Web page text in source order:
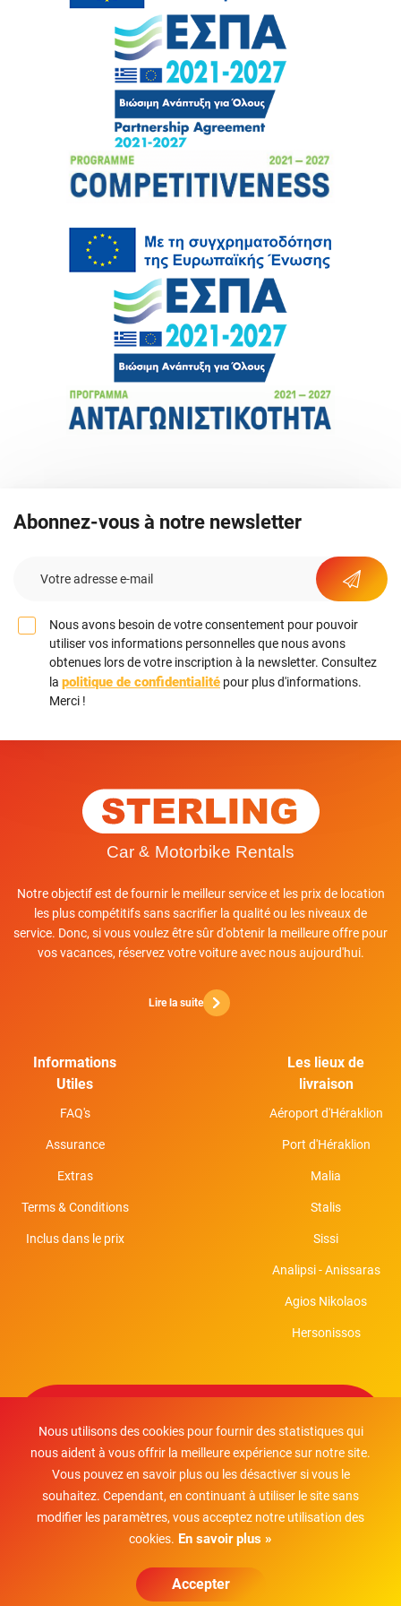
Abonnez-vous à notre newsletter
Nous avons besoin de votre consentement pour pouvoir
utiliser vos informations personnelles que nous avons
obtenues lors de votre inscription à la newsletter. Consultez
la politique de confidentialité pour plus d'informations.
Merci !
Notre objectif est de fournir le meilleur service et les prix de location
les plus compétitifs sans sacrifier la qualité ou les niveaux de
service. Donc, si vous voulez être sûr d'obtenir la meilleure offre pour
vos vacances, réservez votre voiture avec nous aujourd'hui.
Lire la suite
Informations
Utiles
FAQ's
Assurance
Extras
Terms & Conditions
Inclus dans le prix
Les lieux de
livraison
Aéroport d'Héraklion
Port d'Héraklion
Malia
Stalis
Sissi
Analipsi - Anissaras
Agios Nikolaos
Hersonissos
Méthodes de paiement
Suivez-nous
Développé par
Nous utilisons des cookies pour fournir des statistiques qui
nous aident à vous offrir la meilleure expérience sur notre site.
Vous pouvez en savoir plus ou les désactiver si vous le
souhaitez. Cependant, en continuant à utiliser le site sans
modifier les paramètres, vous acceptez notre utilisation des
cookies. En savoir plus »
Accepter